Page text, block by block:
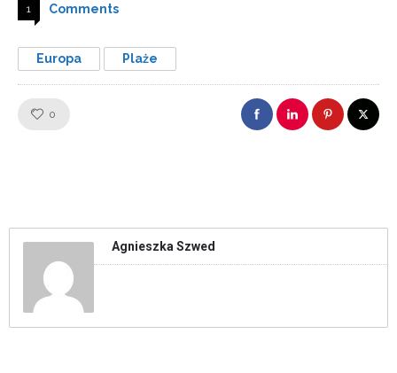
1 Comments
Europa Plaże
0
Agnieszka Szwed